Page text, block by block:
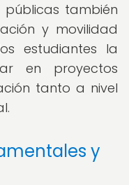
públicas también
y movilidad
estudiantes la
en proyectos
tanto a nivel
y